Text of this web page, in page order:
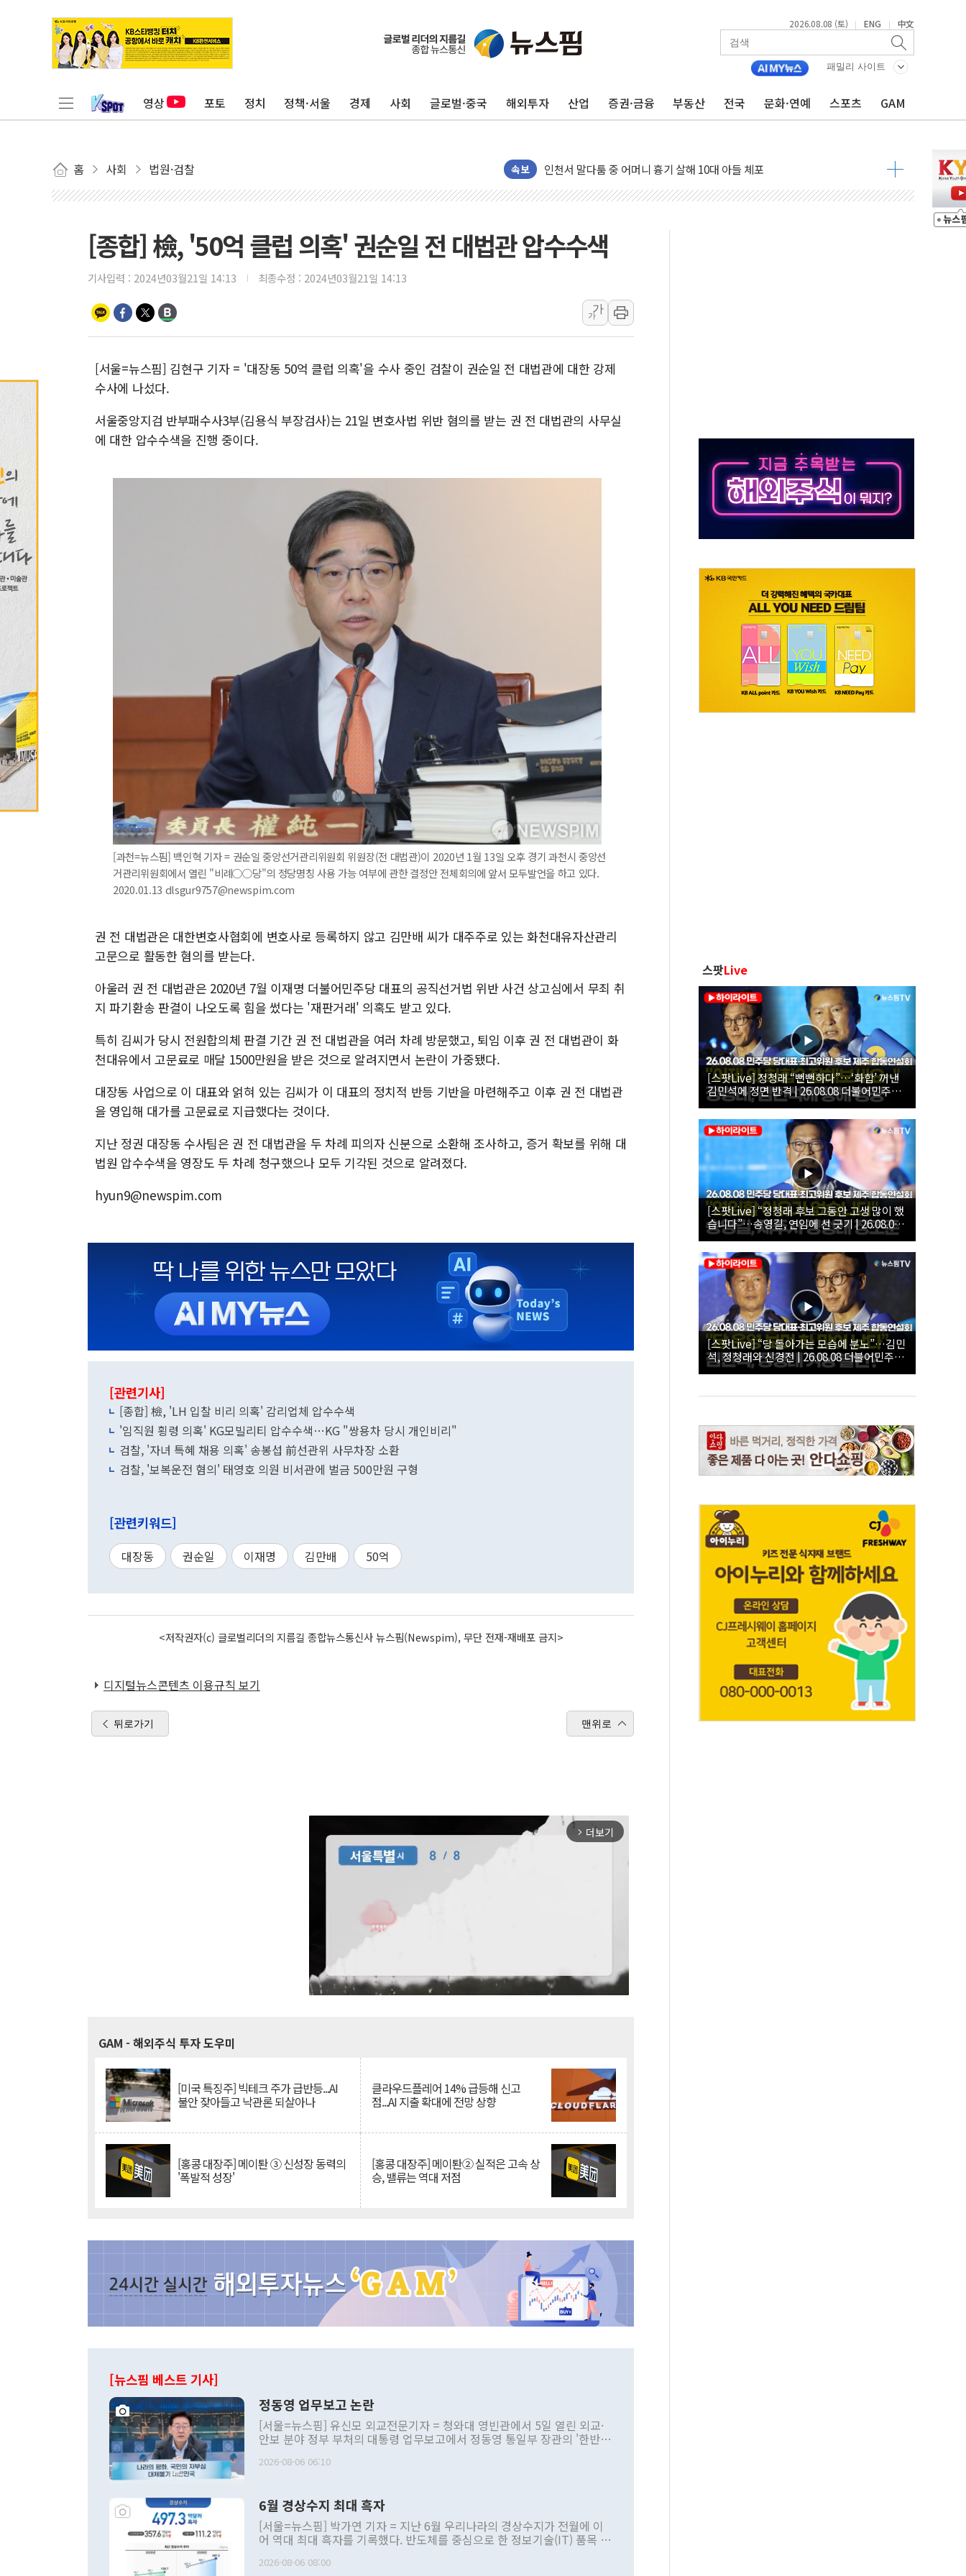
2026.08.08 (토) | ENG | 中文
패밀리 사이트
영상 포토 정치 정책·서울 경제 사회 글로벌·중국 해외투자 산업 증권·금융 부동산 전국 문화·연예 스포츠 GAM
홈 사회 법원·검찰 속보
서울 중랑구 주택가서 흉기 난동…60대 남성 2명 숨져
여수 오동도 인근 해상서 모터보트 전복…1명 사망·1명 실종
추미애, '위안부' 피해자 기림의 날 참석..."국제적 시민 연대로 목소리 내야"
인천서 말다툼 중 어머니 흉기 살해 10대 아들 체포
'화합' 꺼낸 김민석에 '뻔뻔' 받아친 정청래…제주 연설서 신경전 고조
동해중부 전 해상 풍랑주의보…10일까지 최대 3.5m 높은 물결
연일 폭염에 온열질환 사망 23명…정부, 비상대응기구 가동
인제 용대리 계곡서 수위 상승으로 피서객 7명 고립…전원 구조
동해시, 11~14일 '별똥별 멍' 운영…페르세우스 유성우 관측
강원 중·남부 동해안 시간당 50mm 이상 폭우…호우경보 발효
청양 밭에서 일하던 90대 숨져…온열질환 여부 조사
'호우 특보' 경북 울진 시간당 20~30mm 강한 비...가뭄 해소될 듯
오세훈 "용산공원 주택 검토, 민주당 스스로 원칙 뒤집는 것"
[종합] 檢, '50억 클럽 의혹' 권순일 전 대법관 압수수색
기사입력 : 2024년03월21일 14:13 최종수정 : 2024년03월21일 14:13
가
가
[서울=뉴스핌] 김현구 기자 = '대장동 50억 클럽 의혹'을 수사 중인 검찰이 권순일 전 대법관에 대한 강제
수사에 나섰다.
서울중앙지검 반부패수사3부(김용식 부장검사)는 21일 변호사법 위반 혐의를 받는 권 전 대법관의 사무실
에 대한 압수수색을 진행 중이다.
[과천=뉴스핌] 백인혁 기자 = 권순일 중앙선거관리위원회 위원장(전 대법관)이 2020년 1월 13일 오후 경기 과천시 중앙선
거관리위원회에서 열린 "비례○○당"의 정당명칭 사용 가능 여부에 관한 결정안 전체회의에 앞서 모두발언을 하고 있다.
2020.01.13 dlsgur9757@newspim.com
권 전 대법관은 대한변호사협회에 변호사로 등록하지 않고 김만배 씨가 대주주로 있는 화천대유자산관리
고문으로 활동한 혐의를 받는다.
아울러 권 전 대법관은 2020년 7월 이재명 더불어민주당 대표의 공직선거법 위반 사건 상고심에서 무죄 취
지 파기환송 판결이 나오도록 힘을 썼다는 '재판거래' 의혹도 받고 있다.
특히 김씨가 당시 전원합의체 판결 기간 권 전 대법관을 여러 차례 방문했고, 퇴임 이후 권 전 대법관이 화
천대유에서 고문료로 매달 1500만원을 받은 것으로 알려지면서 논란이 가중됐다.
대장동 사업으로 이 대표와 얽혀 있는 김씨가 이 대표의 정치적 반등 기반을 마련해주고 이후 권 전 대법관
을 영입해 대가를 고문료로 지급했다는 것이다.
지난 정권 대장동 수사팀은 권 전 대법관을 두 차례 피의자 신분으로 소환해 조사하고, 증거 확보를 위해 대
법원 압수수색을 영장도 두 차례 청구했으나 모두 기각된 것으로 알려졌다.
hyun9@newspim.com
[관련기사]
[종합] 檢, 'LH 입찰 비리 의혹' 감리업체 압수수색
'임직원 횡령 의혹' KG모빌리티 압수수색…KG "쌍용차 당시 개인비리"
검찰, '자녀 특혜 채용 의혹' 송봉섭 前선관위 사무차장 소환
검찰, '보복운전 혐의' 태영호 의원 비서관에 벌금 500만원 구형
[관련키워드]
대장동 권순일 이재명 김만배 50억
<저작권자(c) 글로벌리더의 지름길 종합뉴스통신사 뉴스핌(Newspim), 무단 전재-재배포 금지>
디지털뉴스콘텐츠 이용규칙 보기
뒤로가기 맨위로
arrow_forward_ios 더보기
GAM - 해외주식 투자 도우미
[미국 특징주] 빅테크 주가 급반등...AI
불안 잦아들고 낙관론 되살아나
클라우드플레어 14% 급등해 신고
점...AI 지출 확대에 전망 상향
[홍콩 대장주] 메이퇀 ③ 신성장 동력의
'폭발적 성장'
[홍콩 대장주] 메이퇀② 실적은 고속 상
승, 밸류는 역대 저점
[뉴스핌 베스트 기사]
정동영 업무보고 논란
[서울=뉴스핌] 유신모 외교전문기자 = 청와대 영빈관에서 5일 열린 외교·
안보 분야 정부 부처의 대통령 업무보고에서 정동영 통일부 장관의 '한반도
발언 중에는 정부 내 조율을 거치지 않은 사안을 정책으로 추진하겠다고 공
주의적 희망에 근거한 비현실적 구상'이라는 비판을 내놨다. 그동안 정 장
관의 대북 정책 관련 발언이 물의를 빚은 적은 여러 번 있지만 대통령과 유
관 부처 장관이 공개적으로 부정적 입장을 표명한 것은 이례적이다. 정 장
관의 무리한 대북 접근법과 월권을 제어해야 한다는 목소리도 높아지고 있
다. [정동영 통일부 장관이 지난달 23일 오후 서울 종로구 정부서울청사에
2026-08-06 06:10
6월 경상수지 최대 흑자
[서울=뉴스핌] 박가연 기자 = 지난 6월 우리나라의 경상수지가 전월에 이
어 역대 최대 흑자를 기록했다. 반도체를 중심으로 한 정보기술(IT) 품목 수
료=한국은행] 한국은행이 6일 발표한 '2026년 6월 국제수지(잠정)'에 따르
2026-08-06 08:00
스팟Live
[스팟Live] 정청래 “뻔뻔하다”…‘화합’ 꺼낸
김민석에 정면 반격 | 26.08.08 더불어민주당
당대표·최고위원 후보 제주 합동연설회
[스팟Live] “정청래 후보 그동안 고생 많이 했
습니다”…송영길, 연임에 선 긋기 | 26.08.08
더불어민주당 당대표·최고위원 후보 제주 합
동연설회
[스팟Live] “당 돌아가는 모습에 분노”…김민
석, 정청래와 신경전 | 26.08.08 더불어민주당
당대표·최고위원 후보 제주 합동연설회